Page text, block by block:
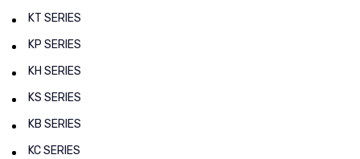
KT SERIES
KP SERIES
KH SERIES
KS SERIES
KB SERIES
KC SERIES